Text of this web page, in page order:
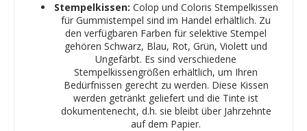
Stempelkissen: Colop und Coloris Stempelkissen
für Gummistempel sind im Handel erhältlich. Zu
den verfügbaren Farben für selektive Stempel
gehören Schwarz, Blau, Rot, Grün, Violett und
Ungefärbt. Es sind verschiedene
Stempelkissengrößen erhältlich, um Ihren
Bedürfnissen gerecht zu werden. Diese Kissen
werden getränkt geliefert und die Tinte ist
dokumentenecht, d.h. sie bleibt über Jahrzehnte
auf dem Papier.